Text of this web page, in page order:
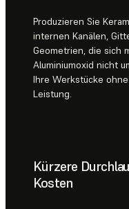
Produzieren Sie
internen Kanälen,
Geometrien, die sich
Aluminiumoxid nicht
Ihre Werkstücke
Leistung.
Kürzere
Kosten